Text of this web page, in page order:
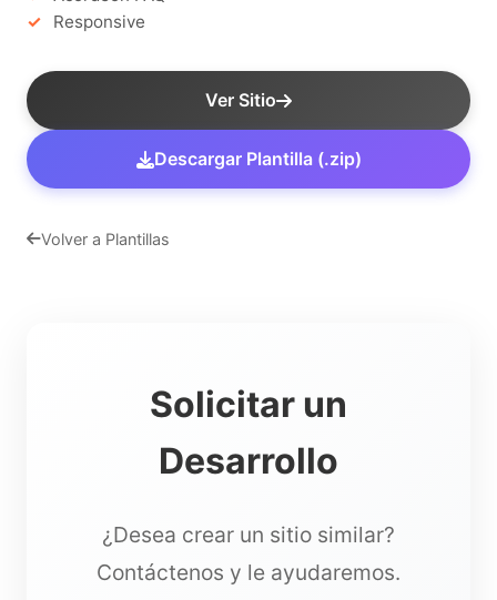
Responsive
Ver Sitio
Descargar Plantilla (.zip)
Volver a Plantillas
Solicitar un
Desarrollo
¿Desea crear un sitio similar?
Contáctenos y le ayudaremos.